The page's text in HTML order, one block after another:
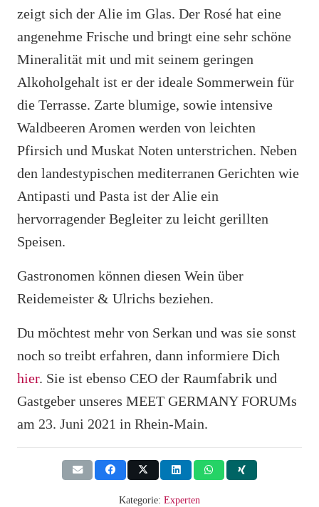
zeigt sich der Alie im Glas. Der Rosé hat eine
angenehme Frische und bringt eine sehr schöne
Mineralität mit und mit seinem geringen
Alkoholgehalt ist er der ideale Sommerwein für
die Terrasse. Zarte blumige, sowie intensive
Waldbeeren Aromen werden von leichten
Pfirsich und Muskat Noten unterstrichen. Neben
den landestypischen mediterranen Gerichten wie
Antipasti und Pasta ist der Alie ein
hervorragender Begleiter zu leicht gerillten
Speisen.
Gastronomen können diesen Wein über
Reidemeister & Ulrichs beziehen.
Du möchtest mehr von Serkan und was sie sonst
noch so treibt erfahren, dann informiere Dich
hier. Sie ist ebenso CEO der Raumfabrik und
Gastgeber unseres MEET GERMANY FORUMs
am 23. Juni 2021 in Rhein-Main.
Kategorie: Experten